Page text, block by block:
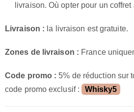
livraison. Où opter pour un coffret
Livraison : la livraison est gratuite.
Zones de livraison : France
Code promo : 5% de réduction sur
code promo exclusif :
Whisky5